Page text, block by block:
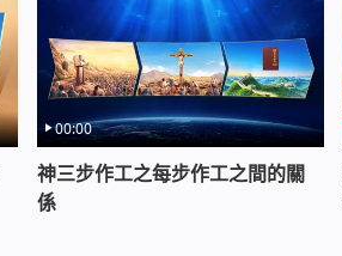
00:00
神三步作工之每步作工之間的關
係